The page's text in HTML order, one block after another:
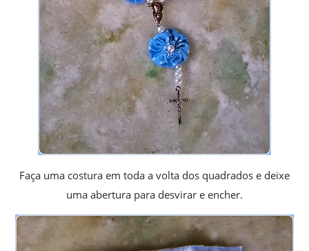
Faça uma costura em toda a volta dos quadrados e deixe
uma abertura para desvirar e encher.